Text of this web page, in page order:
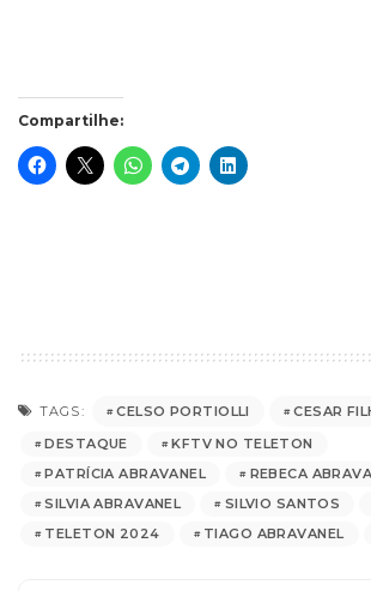
Compartilhe:
TAGS: CELSO PORTIOLLI
CESAR
DESTAQUE
KFTV NO TELETON
PATRÍCIA ABRAVANEL
REBECA
SILVIA ABRAVANEL
SILVIO SANTOS
TELETON 2024
TIAGO ABRAVANEL